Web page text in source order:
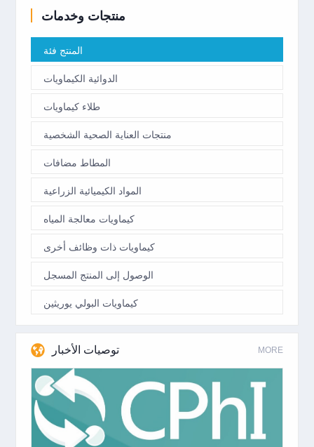
منتجات وخدمات
المنتج فئة
الدوائية الكيماويات
طلاء كيماويات
منتجات العناية الصحية الشخصية
المطاط مضافات
المواد الكيميائية الزراعية
كيماويات معالجة المياه
كيماويات ذات وظائف أخرى
الوصول إلى المنتج المسجل
كيماويات البولي يوريثين
توصيات الأخبار MORE